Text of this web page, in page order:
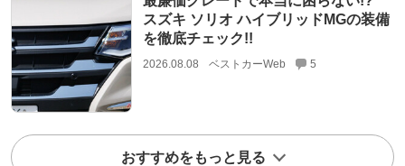
スズキ ソリオ ハイブリッドMGの装備
を徹底チェック!!
2026.08.08 ベストカーWeb 5
おすすめをもっと見る